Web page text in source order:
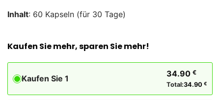
Inhalt: 60 Kapseln (für 30 Tage)
Kaufen Sie mehr, sparen Sie mehr!
Kaufen Sie 1 34.90 €
Total:34.90 €